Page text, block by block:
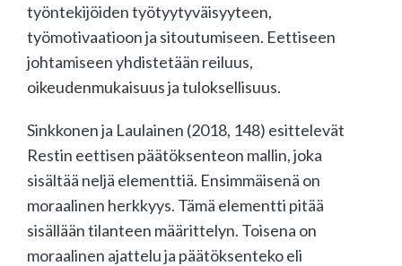
työntekijöiden työtyytyväisyyteen,
työmotivaatioon ja sitoutumiseen. Eettiseen
johtamiseen yhdistetään reiluus,
oikeudenmukaisuus ja tuloksellisuus.
Sinkkonen ja Laulainen (2018, 148) esittelevät
Restin eettisen päätöksenteon mallin, joka
sisältää neljä elementtiä. Ensimmäisenä on
moraalinen herkkyys. Tämä elementti pitää
sisällään tilanteen määrittelyn. Toisena on
moraalinen ajattelu ja päätöksenteko eli